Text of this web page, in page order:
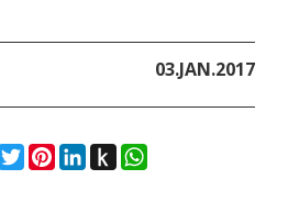
03.JAN.2017
Twitter
Pinterest
LinkedIn
Push
to
WhatsApp